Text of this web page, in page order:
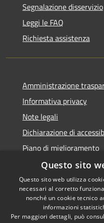
Segnalazione disservizio
Leggi le FAQ
Richiesta assistenza
Amministrazione
Informativa privacy
Note legali
Dichiarazione di
Piano di miglioramento
Accessibilità
Privacy
Questo sito
Questo sito web utilizza
necessari al corretto
nonché un cookie tecnico
informazioni
Per maggiori dettagli, può